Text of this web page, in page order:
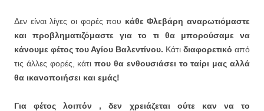
Δεν είναι λίγες οι φορές που κάθε Φλεβάρη αναρωτιόμαστε
και προβληματιζόμαστε για το τι θα μπορούσαμε να
κάνουμε φέτος του Αγίου Βαλεντίνου. Κάτι διαφορετικό από
τις άλλες φορές, κάτιπου θα ενθουσιάσει το ταίρι μας αλλά
θα ικανοποιήσει και εμάς!
Για φέτος λοιπόν , δεν χρειάζεται ούτε καν να το